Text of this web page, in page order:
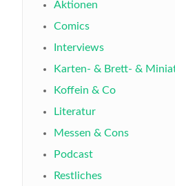
Aktionen
Comics
Interviews
Karten- & Brett- &
Koffein & Co
Literatur
Messen & Cons
Podcast
Restliches